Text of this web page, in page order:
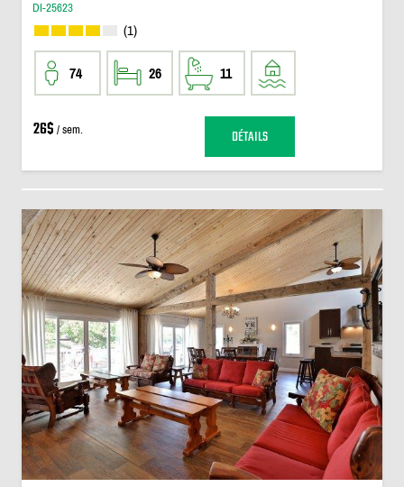
DI-25623
(1)
74 26 11
26$ / sem. DÉTAILS